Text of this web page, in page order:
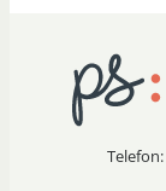
Telefon: